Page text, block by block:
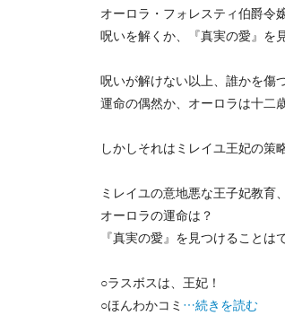
オーロラ・フォレスティ伯爵令
呪いを解くか、『真実の愛』を
呪いが解けない以上、誰かを傷
運命の偶然か、オーロラは十二
しかしそれはミレイユ王妃の策
ミレイユの意地悪な王子妃教育
オーロラの運命は？
『真実の愛』を見つけることは
○ラスボスは、王妃！
○ほんわかコミ …続きを読む